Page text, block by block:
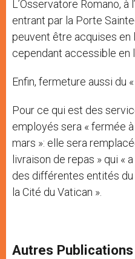
L’Osservatore Romano, à
entrant par la Porte
peuvent être acquises en
cependant accessible en
Enfin, fermeture aussi du
Pour ce qui est des
employés sera « fermée
mars »: elle sera
livraison de repas » qui «
des différentes entités du
la Cité du Vatican ».
Autres Publications